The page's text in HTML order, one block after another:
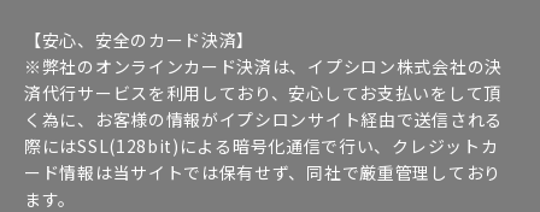
【安心、安全のカード決済】
※弊社のオンラインカード決済は、イプシロン株式会社の決
済代行サービスを利用しており、安心してお支払いをして頂
く為に、お客様の情報がイプシロンサイト経由で送信される
際にはSSL(128bit)による暗号化通信で行い、クレジットカ
ード情報は当サイトでは保有せず、同社で厳重管理しており
ます。